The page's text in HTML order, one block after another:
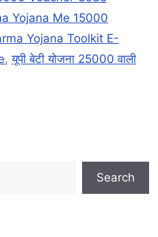
Yojana Me 15000
Yojana Toolkit E-
,यूपी बेटी योजना 25000 वाली
Search